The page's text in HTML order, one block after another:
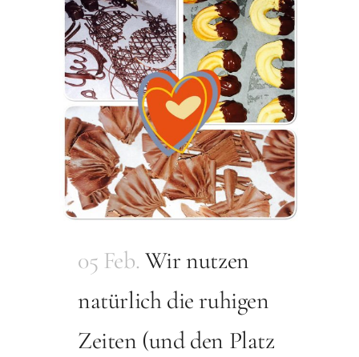
05 Feb. Wir nutzen
natürlich die ruhigen
Zeiten (und den Platz